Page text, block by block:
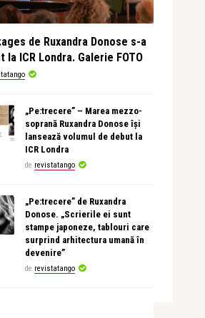
de Ruxandra Donose s-a
la ICR Londra. Galerie FOTO
„Pe:trecere” – Marea mezzo-
soprană Ruxandra Donose își
lansează volumul de debut la
ICR Londra
de revistatango
„Pe:trecere” de Ruxandra
Donose. „Scrierile ei sunt
stampe japoneze, tablouri care
surprind arhitectura umană în
devenire”
de revistatango